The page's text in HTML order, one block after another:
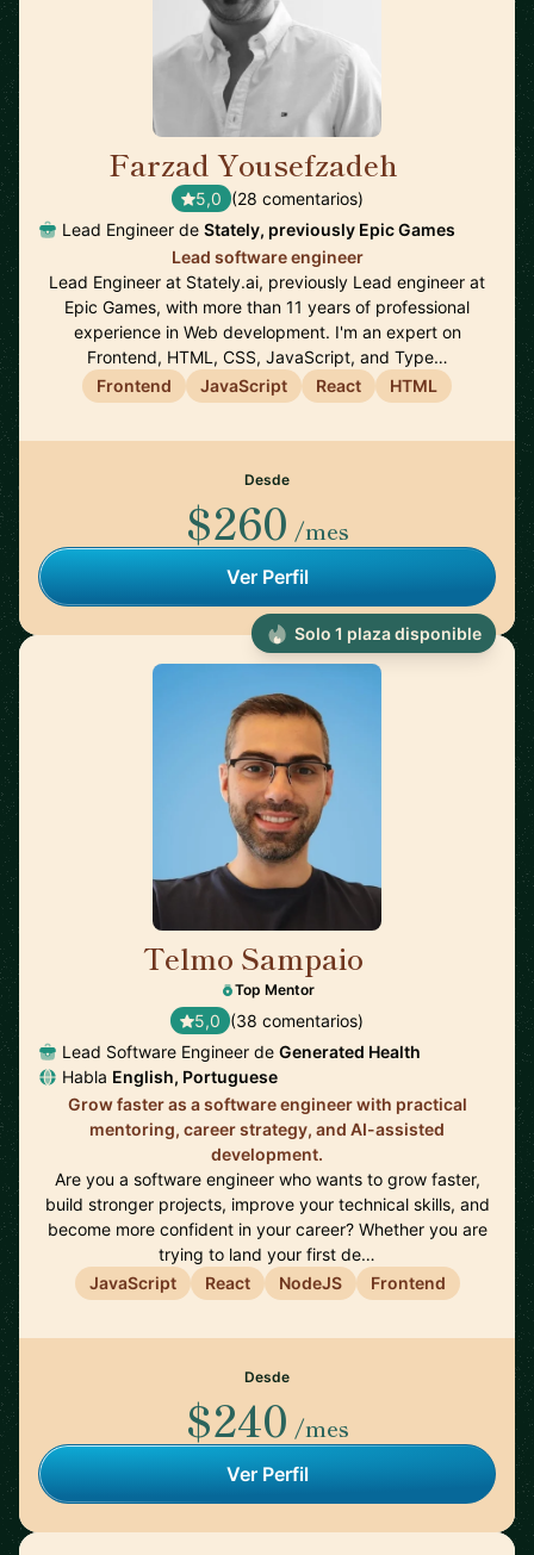
Farzad Yousefzadeh
5,0 (28 comentarios)
Lead Engineer de Stately, previously Epic Games
Lead software engineer
Lead Engineer at Stately.ai, previously Lead engineer at
Epic Games, with more than 11 years of professional
experience in Web development. I'm an expert on
Frontend, HTML, CSS, JavaScript, and Type…
Frontend
JavaScript React HTML
Desde
$260 /mes
Ver Perfil
Telmo Sampaio
Top Mentor
5,0 (38 comentarios)
Lead Software Engineer de Generated Health
Habla English, Portuguese
Grow faster as a software engineer with practical
mentoring, career strategy, and AI-assisted
development.
Are you a software engineer who wants to grow faster,
build stronger projects, improve your technical skills, and
become more confident in your career? Whether you are
trying to land your first de…
JavaScript
React NodeJS Frontend
Desde
$240 /mes
Ver Perfil
Solo 1 plaza disponible